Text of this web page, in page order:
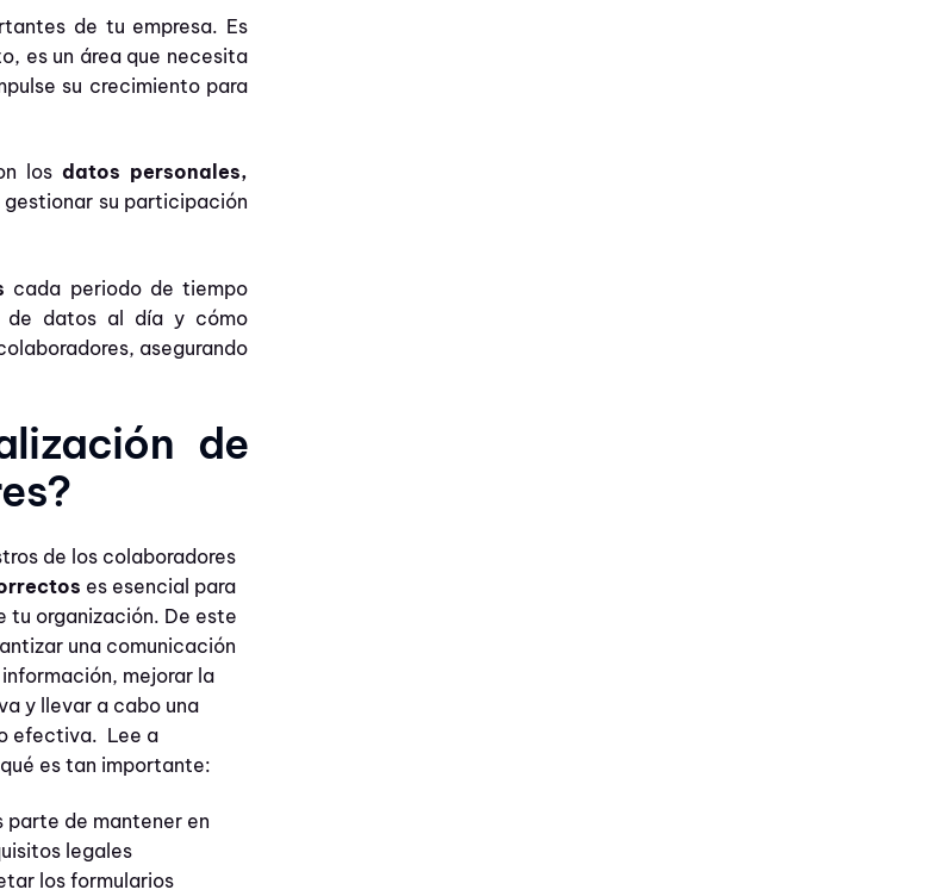
de tu empresa. Es
es un área que necesita
su crecimiento para
los datos personales,
su participación
cada periodo de tiempo
de datos al día y cómo
asegurando
de
de los colaboradores
es esencial para
tu organización. De este
una comunicación
mejorar la
y llevar a cabo una
efectiva. Lee a
es tan importante:
parte de mantener en
legales
los formularios